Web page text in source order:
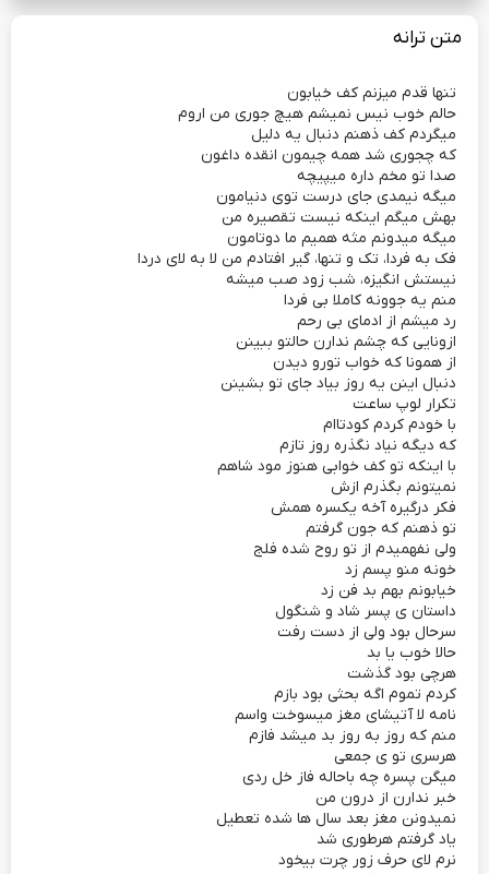
متن ترانه
تنها قدم میزنم کف خیابون
حالم خوب نیس نمیشم هیچ جوری من اروم
میگردم کف ذهنم دنبال یه دلیل
که چجوری شد همه چیمون انقده داغون
صدا تو مخم داره میپیچه
میگه نیمدی جای درست توی دنیامون
بهش میگم اینکه نیست تقصیره من
میگه میدونم مثه همیم ما دوتامون
فک به فردا، تک و تنها، گیر افتادم من لا به لای دردا
نیستش انگیزه، شب زود صب میشه
منم یه جوونه کاملا بی فردا
رد میشم از ادمای بی رحم
ازونایی که چشم ندارن حالتو ببینن
از همونا که خواب تورو دیدن
دنبال اینن یه روز بیاد جای تو بشینن
تکرار لوپ ساعت
با خودم کردم کودتاام
که دیگه نیاد نگذره روز تازم
با اینکه تو کف خوابی هنوز مود شاهم
نمیتونم بگذرم ازش
فکر درگیره آخه یکسره همش
تو ذهنم که جون گرفتم
ولی نفهمیدم از تو روح شده فلج
خونه منو پسم زد
خیابونم بهم بد فن زد
داستان ی پسر شاد و شنگول
سرحال بود ولی از دست رفت
حالا خوب یا بد
هرچی بود گذشت
کردم تموم اگه بحثی بود بازم
نامه لا آتیشای مغز میسوخت واسم
منم که روز به روز بد میشد فازم
هرسری تو ی جمعی
میگن پسره چه باحاله فاز خل ردی
خبر ندارن از درون من
نمیدونن مغز بعد سال ها شده تعطیل
یاد گرفتم هرطوری شد
نرم لای حرف زور چرت بیخود